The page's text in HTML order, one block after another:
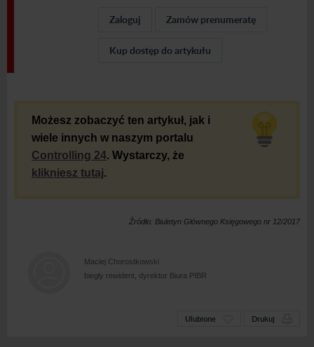
Zaloguj Zamów prenumeratę
Kup dostęp do artykułu
Możesz zobaczyć ten artykuł, jak i
wiele innych w naszym portalu
Controlling 24. Wystarczy, że
klikniesz tutaj.
Źródło: Biuletyn Głównego Księgowego nr 12/2017
Maciej Chorostkowski
biegły rewident, dyrektor Biura PIBR
Ulubione Drukuj